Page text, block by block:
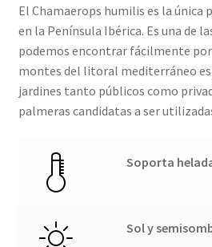
El Chamaerops humilis es la única
en la Península Ibérica. Es una de
podemos encontrar fácilmente
montes del litoral mediterráneo
jardines tanto públicos como
palmeras candidatas a ser
Soporta
Sol y